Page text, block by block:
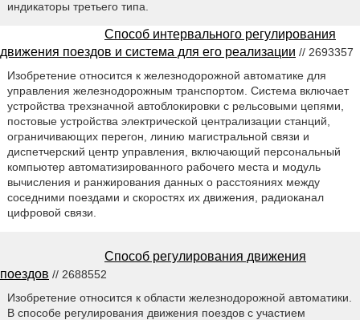
индикаторы третьего типа.
Способ интервального регулирования
движения поездов и система для его реализации // 2693357
Изобретение относится к железнодорожной автоматике для
управления железнодорожным транспортом. Система включает
устройства трехзначной автоблокировки с рельсовыми цепями,
постовые устройства электрической централизации станций,
ограничивающих перегон, линию магистральной связи и
диспетчерский центр управления, включающий персональный
компьютер автоматизированного рабочего места и модуль
вычисления и ранжирования данных о расстояниях между
соседними поездами и скоростях их движения, радиоканал
цифровой связи.
Способ регулирования движения
поездов // 2688552
Изобретение относится к области железнодорожной автоматики.
В способе регулирования движения поездов с участием